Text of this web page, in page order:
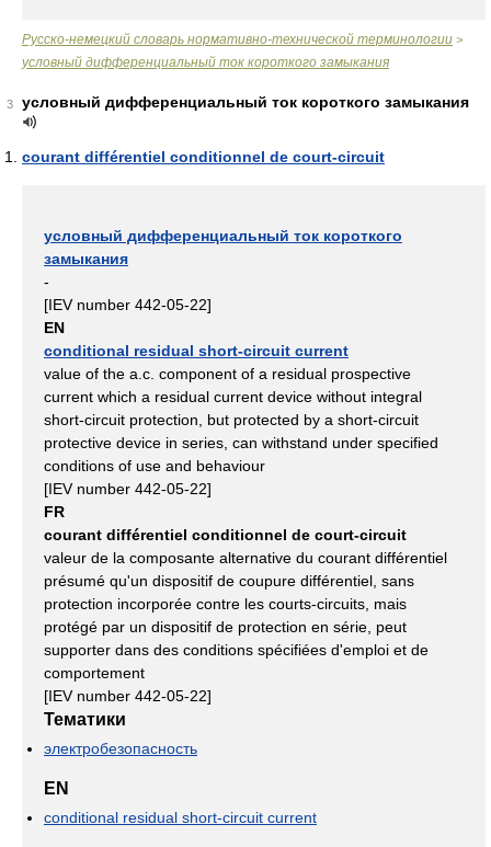
Русско-немецкий словарь нормативно-технической терминологии >
условный дифференциальный ток короткого замыкания
3 условный дифференциальный ток короткого замыкания
courant différentiel conditionnel de court-circuit
условный дифференциальный ток короткого
замыкания
-
[IEV number 442-05-22]
EN
conditional residual short-circuit current
value of the a.c. component of a residual prospective
current which a residual current device without integral
short-circuit protection, but protected by a short-circuit
protective device in series, can withstand under specified
conditions of use and behaviour
[IEV number 442-05-22]
FR
courant différentiel conditionnel de court-circuit
valeur de la composante alternative du courant différentiel
présumé qu'un dispositif de coupure différentiel, sans
protection incorporée contre les courts-circuits, mais
protégé par un dispositif de protection en série, peut
supporter dans des conditions spécifiées d'emploi et de
comportement
[IEV number 442-05-22]
Тематики
электробезопасность
EN
conditional residual short-circuit current